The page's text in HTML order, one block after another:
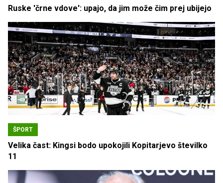
Ruske 'črne vdove': upajo, da jim može čim prej ubijejo
ŠPORT
Velika čast: Kingsi bodo upokojili Kopitarjevo številko
11